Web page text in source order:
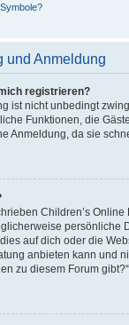
und Anmeldung
registrieren?
ist nicht unbedingt
Funktionen, die
Anmeldung, da sie
Children’s
persönliche
auf dich oder die
anbieten kann und
zu diesem Forum